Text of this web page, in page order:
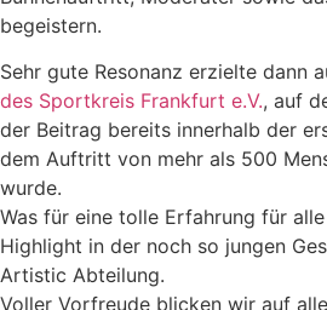
begeistern.
Sehr gute Resonanz erzielte dann
des Sportkreis Frankfurt e.V., auf
der Beitrag bereits innerhalb der
dem Auftritt von mehr als 500
wurde.
Was für eine tolle Erfahrung für
Highlight in der noch so jungen
Artistic Abteilung.
Voller Vorfreude blicken wir auf